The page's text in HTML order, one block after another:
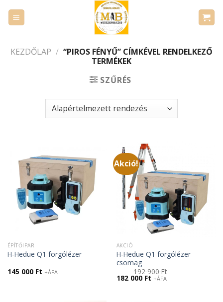
KEZDŐLAP / “PIROS FÉNYŰ” CÍMKÉVEL RENDELKEZŐ
TERMÉKEK
SZŰRÉS
ÉPÍTŐIPAR
H-Hedue Q1 forgólézer
145 000 Ft +ÁFA
Akció!
AKCIÓ
H-Hedue Q1 forgólézer
csomag
192 900Ft
Original
price
182 000 FtCurrent
price
+ÁFA